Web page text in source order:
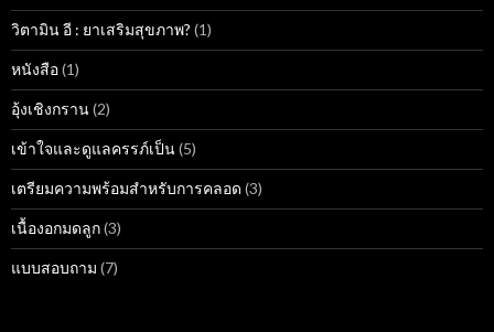
วิตามิน อี : ยาเสริมสุขภาพ? (1)
หนังสือ(1)
อุ้งเชิงกราน(2)
เข้าใจและดูแลครรภ์เป็น(5)
เตรียมความพร้อมสำหรับการคลอด (3)
เนื้องอกมดลูก(3)
แบบสอบถาม (7)